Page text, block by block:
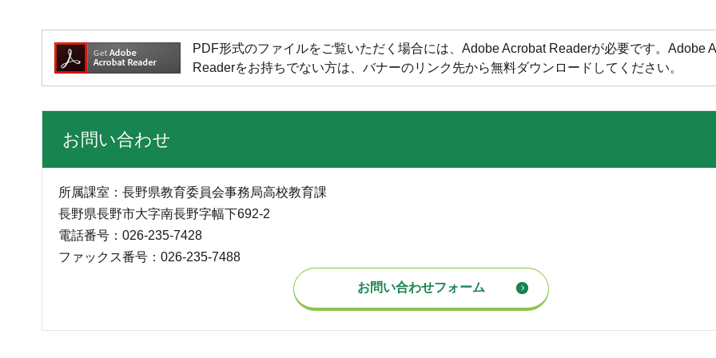
PDF形式のファイルをご覧いただく場合には、Adobe Acrobat Readerが必要です。Adobe
Readerをお持ちでない方は、バナーのリンク先から無料ダウンロードしてください。
お問い合わせ
所属課室：長野県教育委員会事務局高校教育課
長野県長野市大字南長野字幅下692-2
電話番号：026-235-7428
ファックス番号：026-235-7488